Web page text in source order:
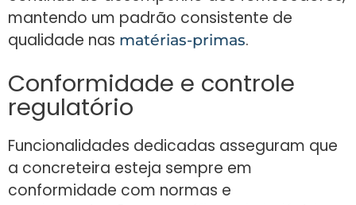
mantendo um padrão consistente de
qualidade nas matérias-primas.
Conformidade e controle
regulatório
Funcionalidades dedicadas asseguram que
a concreteira esteja sempre em
conformidade com normas e